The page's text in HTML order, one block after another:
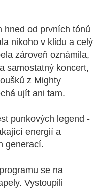
hned od prvních tónů
nikoho v klidu a celý
zároveň oznámila,
samostatný koncert,
z Mighty
ujít ani tam.
punkových legend -
energií a
generací.
se na
Vystoupili